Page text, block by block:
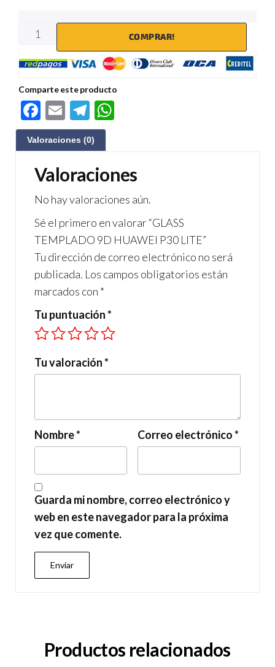
COMPRAR!
Comparte este producto
F
ac
e
b
o
o
k
E
m
ail
Te
le
gr
a
m
s
A
p
p
Valoraciones (0)
Valoraciones
No hay valoraciones aún.
Sé el primero en valorar “GLASS
TEMPLADO 9D HUAWEI P30 LITE”
Tu dirección de correo electrónico no será
publicada. Los campos obligatorios están
marcados con *
Tu puntuación*
Tu valoración*
Nombre* Correo electrónico*
Guarda mi nombre, correo electrónico y
web en este navegador para la próxima
vez que comente.
Productos relacionados